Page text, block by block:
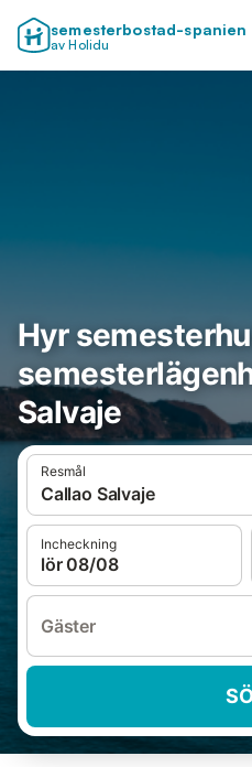
semesterbostad-spanien
av Holidu
Hyr
Salvaje
Resmål
Callao Salvaje
Incheckning
lör 08/08
Gäster